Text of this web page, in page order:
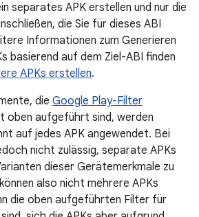
separates APK erstellen und nur die
die Sie für dieses ABI
Informationen zum Generieren
basierend auf dem Ziel-ABI finden
APKs erstellen.
die Google Play-Filter
oben aufgeführt sind, werden
auf jedes APK angewendet. Bei
nicht zulässig, separate APKs
dieser Gerätemerkmale zu
also nicht mehrere APKs
die oben aufgeführten Filter für